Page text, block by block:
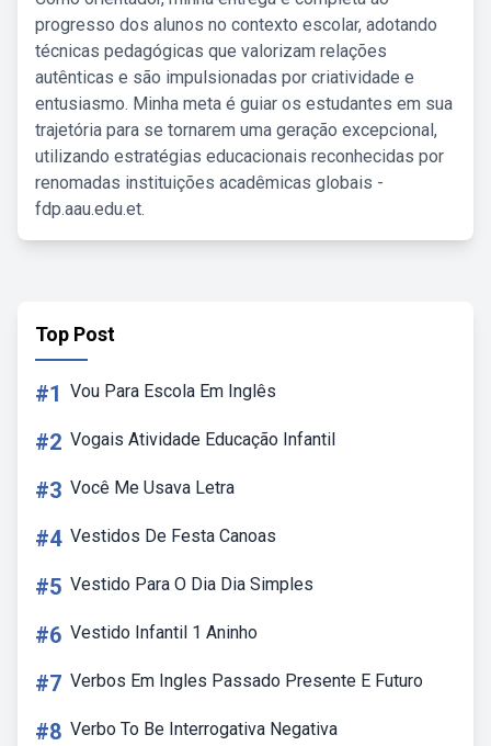
progresso dos alunos no contexto escolar, adotando
técnicas pedagógicas que valorizam relações
autênticas e são impulsionadas por criatividade e
entusiasmo. Minha meta é guiar os estudantes em sua
trajetória para se tornarem uma geração excepcional,
utilizando estratégias educacionais reconhecidas por
renomadas instituições acadêmicas globais -
fdp.aau.edu.et.
Top Post
#1 Vou Para Escola Em Inglês
#2 Vogais Atividade Educação Infantil
#3 Você Me Usava Letra
#4 Vestidos De Festa Canoas
#5 Vestido Para O Dia Dia Simples
#6 Vestido Infantil 1 Aninho
#7 Verbos Em Ingles Passado Presente E Futuro
#8 Verbo To Be Interrogativa Negativa